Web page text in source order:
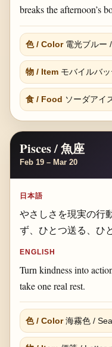
breaks the afternoon’s
色 / Color電光ブルー
物 / Itemモバイルバ
食 / Food ソーダアイ
Pisces / 魚座
Feb 19 – Mar 20
日本語
やさしさを現実の行
ず、ひとつ送る、ひ
ENGLISH
Turn kindness into
take one real rest.
色 / Color海霧色 /